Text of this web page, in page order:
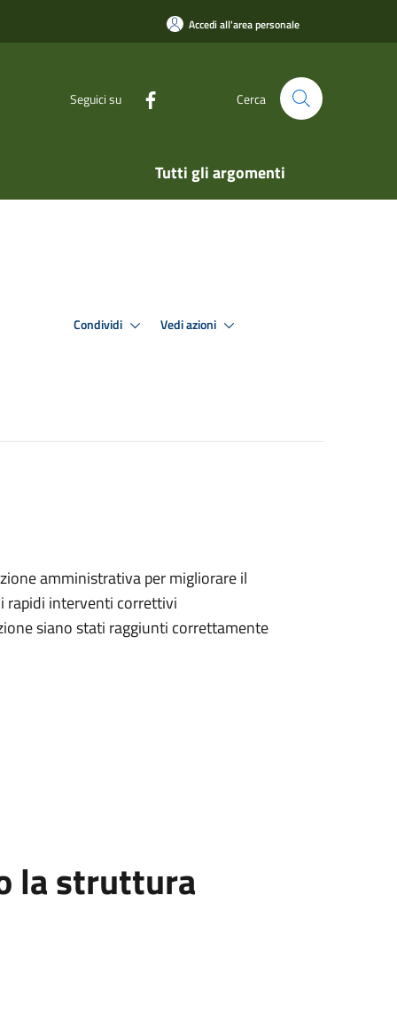
Accedi all'area personale
Seguici su Cerca
Tutti gli argomenti
Condividi Vedi azioni
amministrativa per migliorare il
rapidi interventi correttivi
siano stati raggiunti correttamente
la struttura